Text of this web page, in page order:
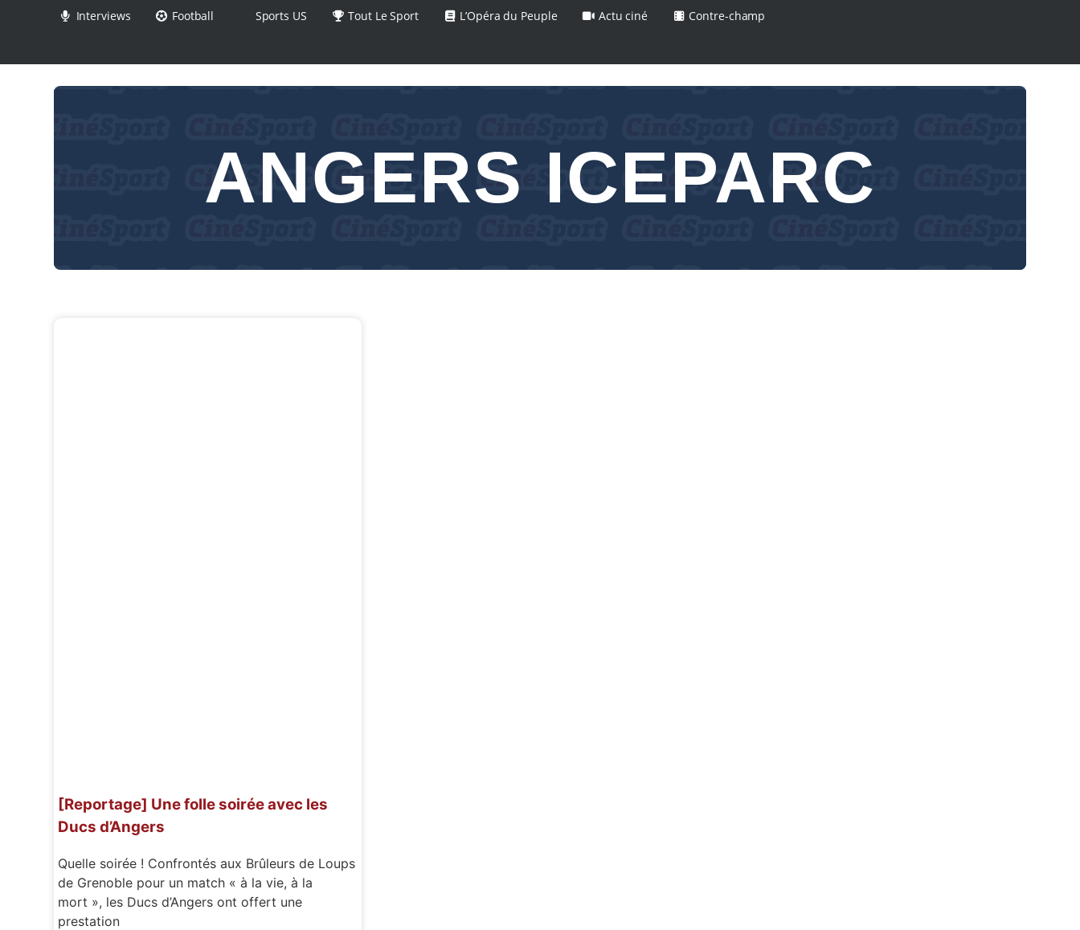
Interviews Football Sports US Tout Le Sport L’Opéra du Peuple Actu ciné Contre-champ
ANGERS ICEPARC
[Reportage] Une folle soirée avec les
Ducs d’Angers
Quelle soirée ! Confrontés aux Brûleurs de Loups
de Grenoble pour un match « à la vie, à la
mort », les Ducs d’Angers ont offert une
prestation